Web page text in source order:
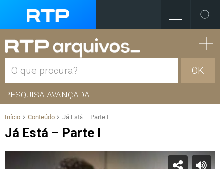
OK
PESQUISA AVANÇADA
Início Conteúdo Já Está – Parte I
Já Está – Parte I